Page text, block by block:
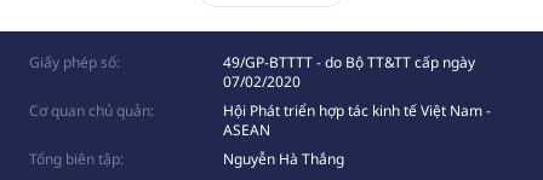
Giấy phép số:
49/GP-BTTTT - do Bộ TT&TT cấp ngày
07/02/2020
Cơ quan chủ quản:
Hội Phát triển hợp tác kinh tế Việt Nam -
ASEAN
Tổng biên tập:
Nguyễn Hà Thắng